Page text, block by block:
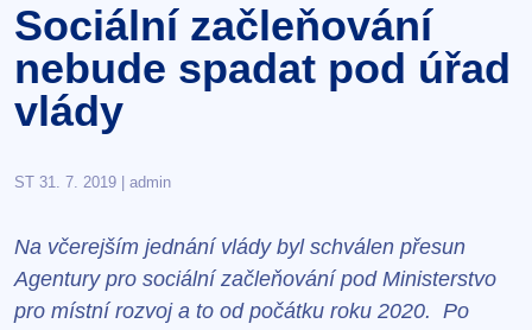
Sociální začleňování
nebude spadat pod úřad
vlády
ST 31. 7. 2019 | admin
Na včerejším jednání vlády byl schválen přesun
Agentury pro sociální začleňování pod Ministerstvo
pro místní rozvoj a to od počátku roku 2020. Po